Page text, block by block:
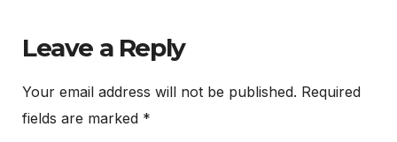
Leave a Reply
Your email address will not be published. Required
fields are marked *